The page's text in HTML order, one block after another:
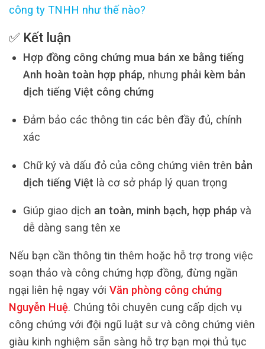
công ty TNHH như thế nào?
✅ Kết luận
Hợp đồng công chứng mua bán xe bằng tiếng
Anh hoàn toàn hợp pháp, nhưng phải kèm bản
dịch tiếng Việt công chứng
Đảm bảo các thông tin các bên đầy đủ, chính
xác
Chữ ký và dấu đỏ của công chứng viên trên bản
dịch tiếng Việt là cơ sở pháp lý quan trọng
Giúp giao dịch an toàn, minh bạch, hợp pháp và
dễ dàng sang tên xe
Nếu bạn cần thông tin thêm hoặc hỗ trợ trong việc
soạn thảo và công chứng hợp đồng, đừng ngần
ngại liên hệ ngay với Văn phòng công chứng
Nguyễn Huệ. Chúng tôi chuyên cung cấp dịch vụ
công chứng với đội ngũ luật sư và công chứng viên
giàu kinh nghiệm sẵn sàng hỗ trợ bạn mọi thủ tục